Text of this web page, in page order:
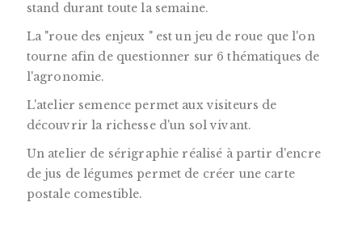
stand durant toute la semaine.
La "roue des enjeux " est un jeu de roue que l'on
tourne afin de questionner sur 6 thématiques de
l'agronomie.
L'atelier semence permet aux visiteurs de
découvrir la richesse d'un sol vivant.
Un atelier de sérigraphie réalisé à partir d'encre
de jus de légumes permet de créer une carte
postale comestible.